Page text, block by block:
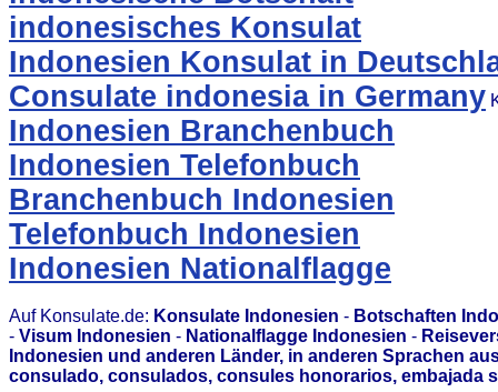
indonesisches Konsulat
Indonesien Konsulat in
Consulate indonesia in Germany
Indonesien Branchenbuch
Indonesien Telefonbuch
Branchenbuch Indonesien
Telefonbuch Indonesien
Indonesien Nationalflagge
Auf Konsulate.de: Konsulate Indonesien - Botschaften
- Visum Indonesien - Nationalflagge Indonesien -
Indonesien und anderen Länder, in anderen Sprachen
consulado, consulados, consules honorarios, embajada